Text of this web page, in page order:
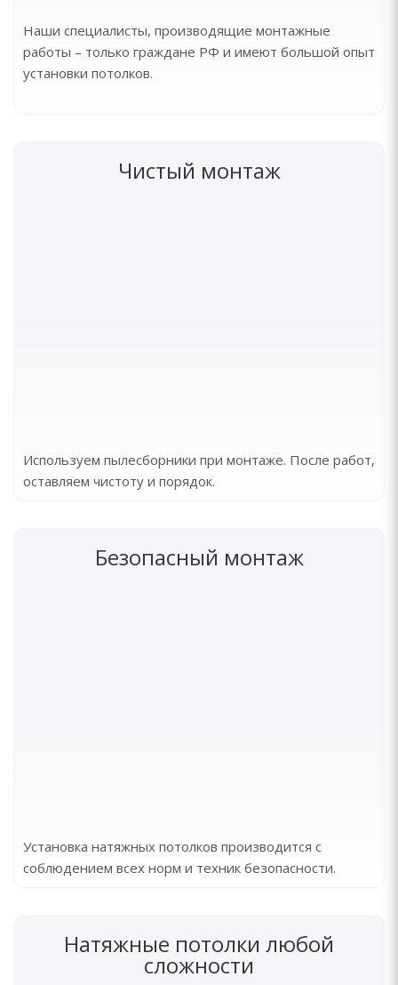
Наши специалисты, производящие монтажные
работы – только граждане РФ и имеют большой опыт
установки потолков.
Чистый монтаж
Используем пылесборники при монтаже. После работ,
оставляем чистоту и порядок.
Безопасный монтаж
Установка натяжных потолков производится с
соблюдением всех норм и техник безопасности.
Натяжные потолки любой
сложности